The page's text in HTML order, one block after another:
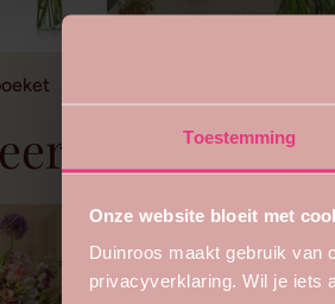
Toestemming
Onze website bloeit met
Duinroos maakt gebruik van
privacyverklaring. Wil je iets
vanaf €22,99
bloemen